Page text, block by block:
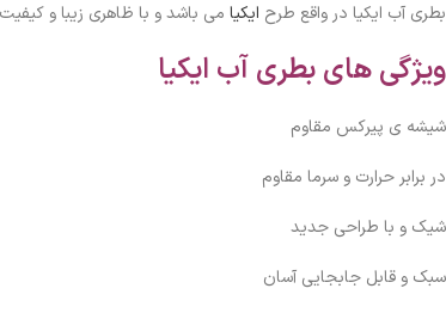
بطری آب ایکیا در واقع طرح ایکیا می باشد و با ظاهری زیبا و
ویژگی های بطری آب ایکیا
شیشه ی پیرکس مقاوم
در برابر حرارت و سرما مقاوم
شیک و با طراحی جدید
سبک و قابل جابجایی آسان